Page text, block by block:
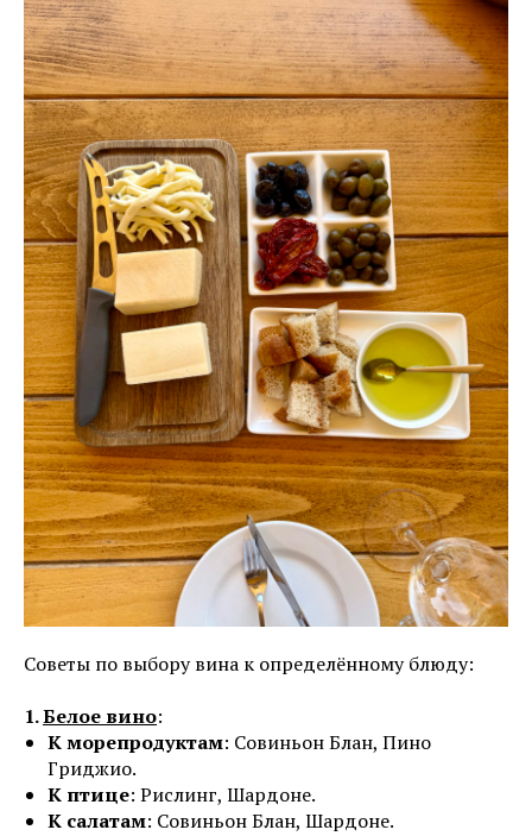
Советы по выбору вина к определённому блюду:
1.Белое вино:
К морепродуктам: Совиньон Блан, Пино
Гриджио.
К птице: Рислинг, Шардоне.
К салатам: Совиньон Блан, Шардоне.